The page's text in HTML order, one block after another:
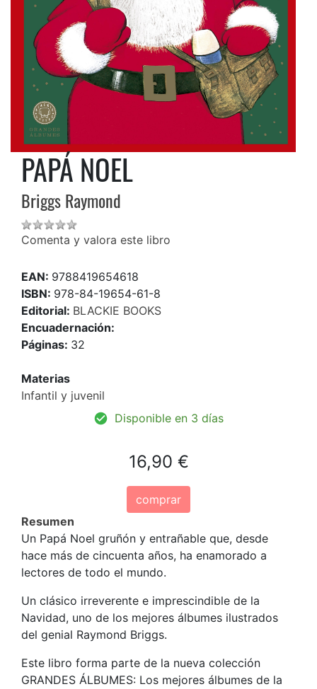
PAPÁ NOEL
Briggs Raymond
Comenta y valora este libro
EAN: 9788419654618
ISBN: 978-84-19654-61-8
Editorial: BLACKIE BOOKS
Encuadernación:
Páginas: 32
Materias
Infantil y juvenil
Disponible en 3 días
16,90 €
comprar
Resumen
Un Papá Noel gruñón y entrañable que, desde
hace más de cincuenta años, ha enamorado a
lectores de todo el mundo.
Un clásico irreverente e imprescindible de la
Navidad, uno de los mejores álbumes ilustrados
del genial Raymond Briggs.
Este libro forma parte de la nueva colección
GRANDES ÁLBUMES: Los mejores álbumes de la